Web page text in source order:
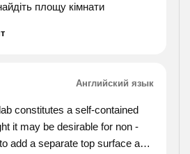
площу кімнати
Английский язык
constitutes a self-contained
it may be desirable for non -
add a separate top surface and